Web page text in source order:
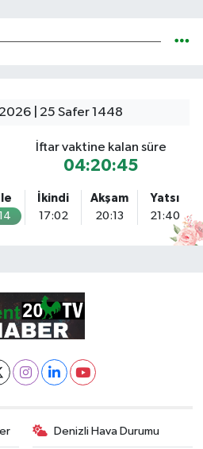
| 25 Safer 1448
İftar vaktine kalan süre
04:20:44
İkindi
17:02
Akşam
20:13
Yatsı
21:40
Denizli Hava Durumu